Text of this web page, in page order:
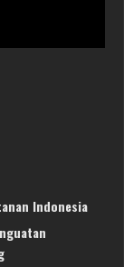
Indonesia